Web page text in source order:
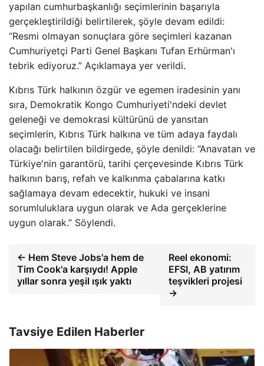
yapılan cumhurbaşkanlığı seçimlerinin başarıyla
gerçekleştirildiği belirtilerek, şöyle devam edildi:
“Resmi olmayan sonuçlara göre seçimleri kazanan
Cumhuriyetçi Parti Genel Başkanı Tufan Erhürman'ı
tebrik ediyoruz.” Açıklamaya yer verildi.
Kıbrıs Türk halkının özgür ve egemen iradesinin yanı
sıra, Demokratik Kongo Cumhuriyeti'ndeki devlet
geleneği ve demokrasi kültürünü de yansıtan
seçimlerin, Kıbrıs Türk halkına ve tüm adaya faydalı
olacağı belirtilen bildirgede, şöyle denildi: “Anavatan ve
Türkiye'nin garantörü, tarihi çerçevesinde Kıbrıs Türk
halkının barış, refah ve kalkınma çabalarına katkı
sağlamaya devam edecektir, hukuki ve insani
sorumluluklara uygun olarak ve Ada gerçeklerine
uygun olarak.” Söylendi.
← Hem Steve Jobs'a hem de
Tim Cook'a karşıydı! Apple
yıllar sonra yeşil ışık yaktı
Reel ekonomi:
EFSI, AB yatırım
teşvikleri projesi
→
Tavsiye Edilen Haberler